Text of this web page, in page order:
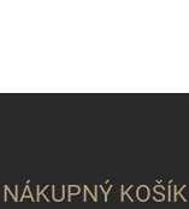
NÁKUPNÝ KOŠÍK